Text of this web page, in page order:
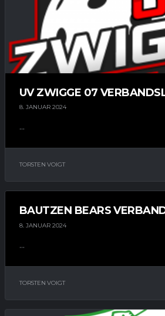
UV ZWIGGE 07
8. JANUAR 2024
...
TORSTEN VOIGT
BAUTZEN BEARS
8. JANUAR 2024
...
TORSTEN VOIGT